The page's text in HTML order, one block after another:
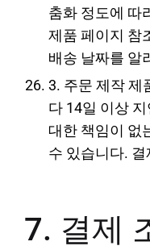
춤화 정도에 따
제품 페이지 참
배송 날짜를 알
3. 주문 제작 제
다 14일 이상
대한 책임이 없
수 있습니다.
7. 결제